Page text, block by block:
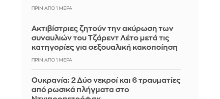
ΠΡΙΝ ΑΠΌ 1 ΜΈΡΑ
Ακτιβίστριες ζητούν την ακύρωση των
συναυλιών του Τζάρεντ Λέτο μετά τις
κατηγορίες για σεξουαλική κακοποίηση
ΠΡΙΝ ΑΠΌ 1 ΜΈΡΑ
Ουκρανία: 2 Δύο νεκροί και 6 τραυματίες
από ρωσικά πλήγματα στο